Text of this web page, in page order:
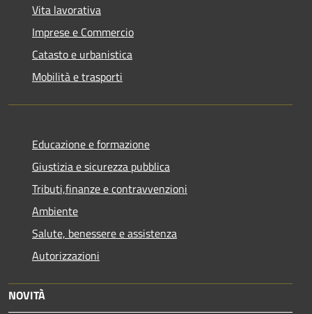
Vita lavorativa
Imprese e Commercio
Catasto e urbanistica
Mobilità e trasporti
Educazione e formazione
Giustizia e sicurezza pubblica
Tributi,finanze e contravvenzioni
Ambiente
Salute, benessere e assistenza
Autorizzazioni
NOVITÀ